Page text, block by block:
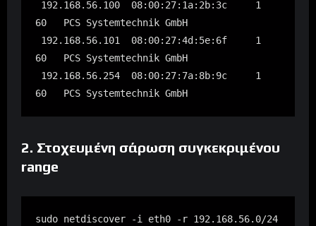
60   PCS Systemtechnik GmbH
60   PCS Systemtechnik GmbH
60   PCS Systemtechnik GmbH
2. Στοχευμένη σάρωση συγκεκριμένου
range
sudo netdiscover -i eth0 -r 192.168.56.0/24